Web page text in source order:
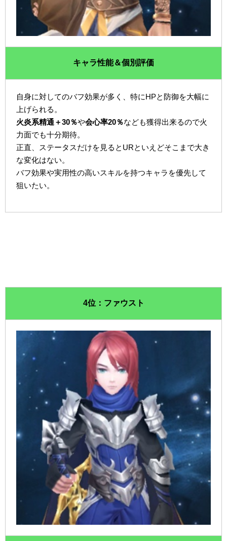
キャラ性能＆個別評価
自身に対してのバフ効果が多く、特にHPと防御を大幅に
上げられる。
火炎系精通＋30％や会心率20％なども獲得出来るので火
力面でも十分期待。
正直、ステータスだけを見るとURといえどそこまで大き
な変化はない。
バフ効果や実用性の高いスキルを持つキャラを優先して
狙いたい。
4位：ファウスト